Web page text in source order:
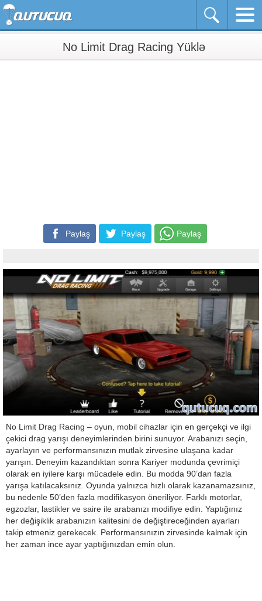
No Limit Drag Racing Yüklə
Paylaş Paylaş Paylaş
No Limit Drag Racing – oyun, mobil cihazlar için en gerçekçi ve ilgi
çekici drag yarışı deneyimlerinden birini sunuyor. Arabanızı seçin,
ayarlayın ve performansınızın mutlak zirvesine ulaşana kadar
yarışın. Deneyim kazandıktan sonra Kariyer modunda çevrimiçi
olarak en iyilere karşı mücadele edin. Bu modda 90’dan fazla
yarışa katılacaksınız. Oyunda yalnızca hızlı olarak kazanamazsınız,
bu nedenle 50’den fazla modifikasyon öneriliyor. Farklı motorlar,
egzozlar, lastikler ve saire ile arabanızı modifiye edin. Yaptığınız
her değişiklik arabanızın kalitesini de değiştireceğinden ayarları
takip etmeniz gerekecek. Performansınızın zirvesinde kalmak için
her zaman ince ayar yaptığınızdan emin olun.